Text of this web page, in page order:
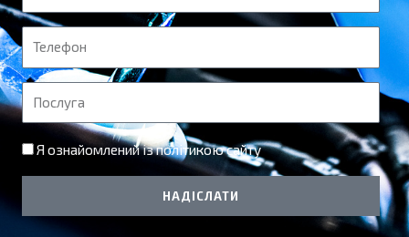
м
яе
л
е
ф
П
о
с
г
Я ознайомлений ізполітикою сайту
НАДІСЛАТИ